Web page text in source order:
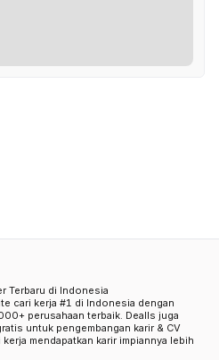
Terbaru di Indonesia
cari kerja #1 di Indonesia dengan
perusahaan terbaik. Dealls juga
untuk pengembangan karir & CV
mendapatkan karir impiannya lebih